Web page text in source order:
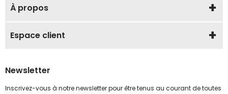
À propos
Espace client
Newsletter
Inscrivez-vous à notre newsletter pour être tenus au courant de toutes